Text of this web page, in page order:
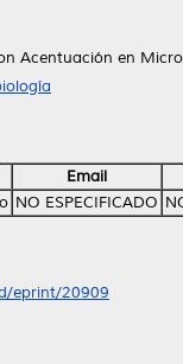
Acentuación en
Email
NO ESPECIFICADO
eprint/20909